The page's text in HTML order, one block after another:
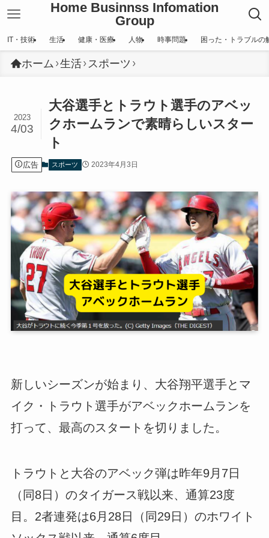
Home Businnss Infomation
Group
IT・技術 生活 健康・医療 人物 時事問題 困った・トラブルの
ホーム 生活 スポーツ
大谷選手とトラウト選手のアベッ
クホームランで素晴らしいスター
ト
2023
4/03
広告 スポーツ 2023年4月3日
新しいシーズンが始まり、大谷翔平選手とマ
イク・トラウト選手がアベックホームランを
打って、最高のスタートを切りました。
トラウトと大谷のアベック弾は昨年9月7日
（同8日）のタイガース戦以来、通算23度
目。2者連発は6月28日（同29日）のホワイト